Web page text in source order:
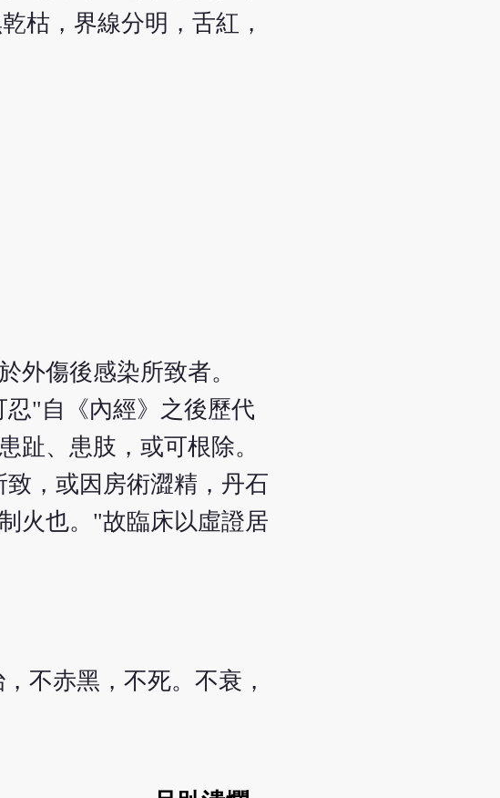
枯，界線分明，舌紅，
外傷後感染所致者。
忍"自《內經》之後歷代
趾、患肢，或可根除。
，或因房術澀精，丹石
火也。"故臨床以虛證居
不赤黑，不死。不衰，